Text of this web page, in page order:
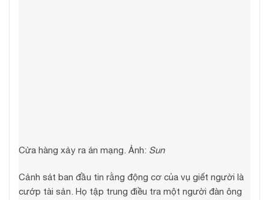
Cửa hàng xảy ra án mạng. Ảnh: Sun
Cảnh sát ban đầu tin rằng động cơ của vụ giết người là
cướp tài sản. Họ tập trung điều tra một người đàn ông